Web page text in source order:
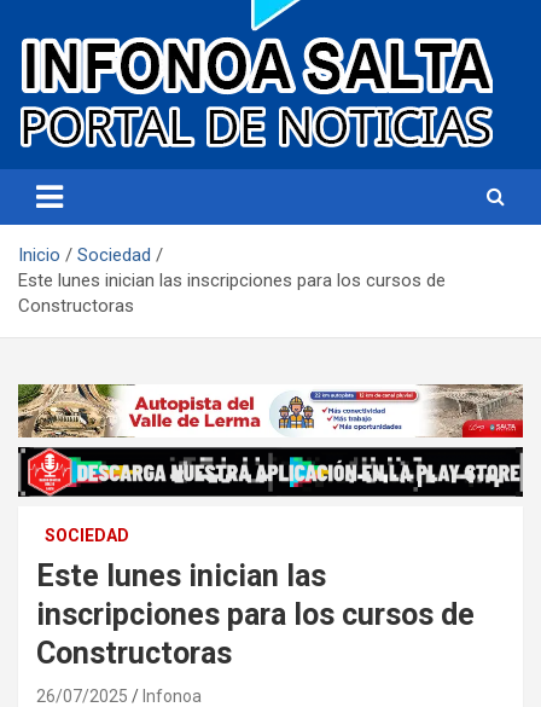
Infonoa Salta
Inicio
Sociedad
Este lunes inician las inscripciones para los cursos de
Constructoras
SOCIEDAD
Este lunes inician las
inscripciones para los cursos de
Constructoras
26/07/2025 Infonoa